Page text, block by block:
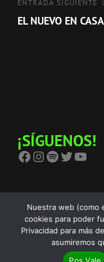
Entrada
siguiente
ENTRADA SIGUIENTE
EL NUEVO EN CASA
¡SÍGUENOS!
Facebook Instagram Spotify Twitter YouTube
Copyright © 2026
Nuestra web (como
cookies para poder
Privacidad para más
asumiremos
Pos Vale